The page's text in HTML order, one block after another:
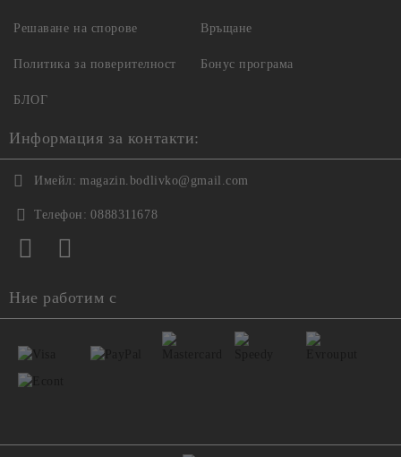
Решаване на спорове
Политика за поверителност
Връщане
Бонус програма
БЛОГ
Информация за контакти:
Имейл: magazin.bodlivko@gmail.com
Телефон: 0888311678
Ние работим с